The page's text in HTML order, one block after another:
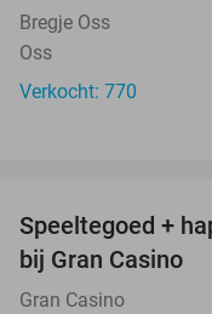
Bregje Oss
Oss
Verkocht: 770
Speeltegoed +
bij Gran Casino
Gran Casino